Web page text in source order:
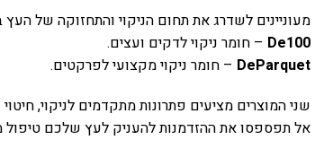
מעוניינים לשדרג את תחום הניקוי והתחזוקה של
De100 – חומר ניקוי לדקים ועצים.
DeParquet – חומר ניקוי מקצועי לפרקטים.
שני המוצרים מציעים פתרונות מתקדמים לניקוי,
אל תפספסו את ההזדמנות להעניק לעץ שלכם טיפול